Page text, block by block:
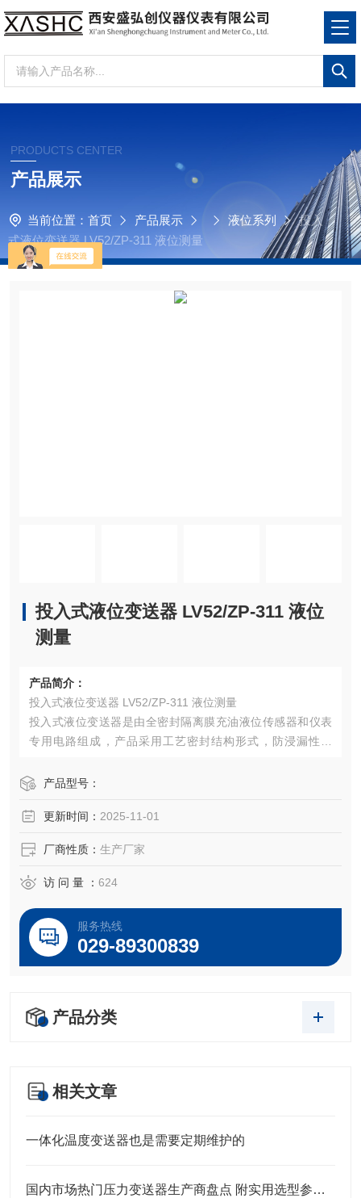
PRODUCTS CENTER
产品展示
当前位置： 首页 产品展示 液位系列
投入
式液位变送器 LV52/ZP-311 液位测量
投入式液位变送器 LV52/ZP-311 液位
测量
产品简介：
投入式液位变送器 LV52/ZP-311 液位测量
投入式液位变送器是由全密封隔离膜充油液位传感器和仪表
专用电路组成，产品采用工艺密封结构形式，防浸漏性能
好、寿命长、安装方便等优点。
产品型号：
更新时间： 2025-11-01
厂商性质： 生产厂家
访 问 量 ： 624
服务热线
029-89300839
产品分类
相关文章
一体化温度变送器也是需要定期维护的
国内市场热门压力变送器生产商盘点 附实用选型参考指南